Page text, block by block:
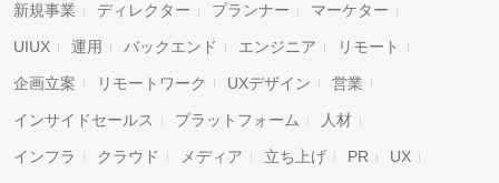
新規事業 ディレクター プランナー マーケター
UIUX 運用 バックエンド エンジニア リモート
企画立案 リモートワーク UXデザイン 営業
インサイドセールス プラットフォーム 人材
インフラ クラウド メディア 立ち上げ PR UX